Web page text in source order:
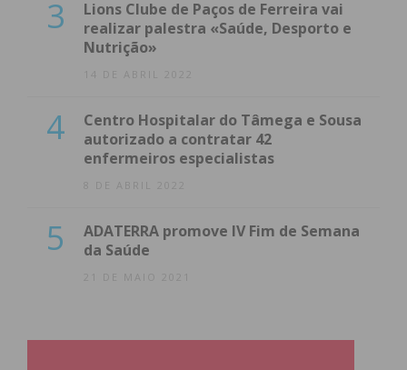
3
Lions Clube de Paços de Ferreira vai
realizar palestra «Saúde, Desporto e
Nutrição»
14 DE ABRIL 2022
4
Centro Hospitalar do Tâmega e Sousa
autorizado a contratar 42
enfermeiros especialistas
8 DE ABRIL 2022
5
ADATERRA promove IV Fim de Semana
da Saúde
21 DE MAIO 2021